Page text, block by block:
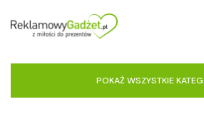
POKAŻ WSZYSTKIE